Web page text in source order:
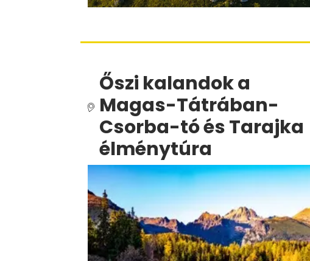
Őszi kalandok a
Magas-Tátrában-
Csorba-tó és Tarajka
élménytúra